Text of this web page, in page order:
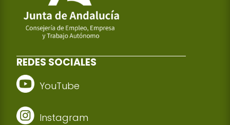
REDES SOCIALES
YouTube
Instagram